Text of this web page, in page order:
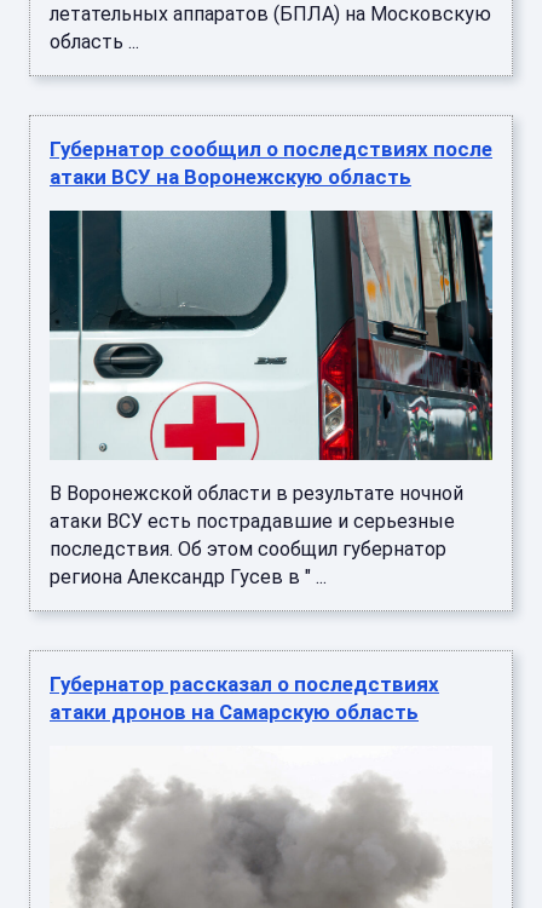
летательных аппаратов (БПЛА) на Московскую
область ...
Губернатор сообщил о последствиях после
атаки ВСУ на Воронежскую область
В Воронежской области в результате ночной
атаки ВСУ есть пострадавшие и серьезные
последствия. Об этом сообщил губернатор
региона Александр Гусев в " ...
Губернатор рассказал о последствиях
атаки дронов на Самарскую область